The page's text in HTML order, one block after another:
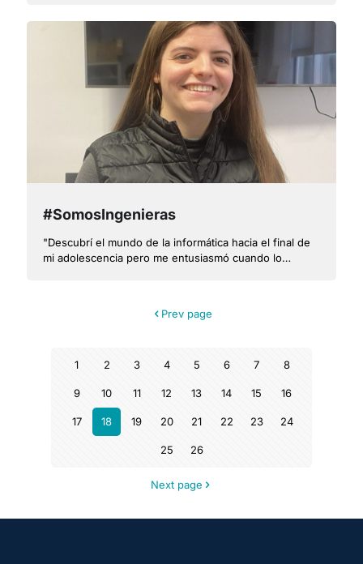
#SomosIngenieras
"Descubrí el mundo de la informática hacia el final de
mi adolescencia pero me entusiasmó cuando lo
Prev page
1 2 3 4 5 6 7 8
9 10 11 12 13 14 15 16
17 18 19 20 21 22 23 24
25 26
Next page